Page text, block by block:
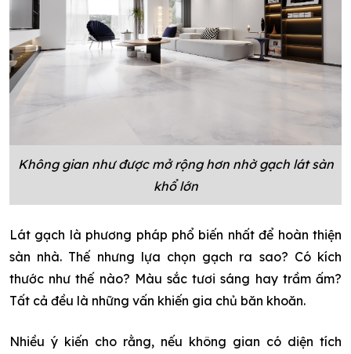
Không gian như được mở rộng hơn nhờ gạch lát sàn
khổ lớn
Lát gạch là phương pháp phổ biến nhất để hoàn thiện
sàn nhà. Thế nhưng lựa chọn gạch ra sao? Có kích
thước như thế nào? Màu sắc tươi sáng hay trầm ấm?
Tất cả đều là những vấn khiến gia chủ băn khoăn.
Nhiều ý kiến cho rằng, nếu không gian có diện tích